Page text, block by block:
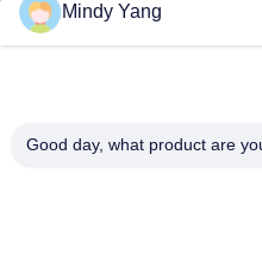
Mindy Yang
Good day, what product are